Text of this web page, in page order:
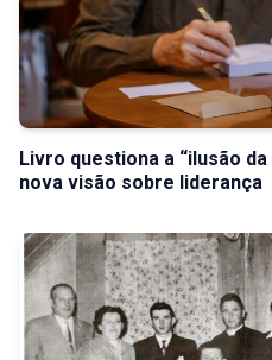
Livro questiona a “ilusão
nova visão sobre liderança